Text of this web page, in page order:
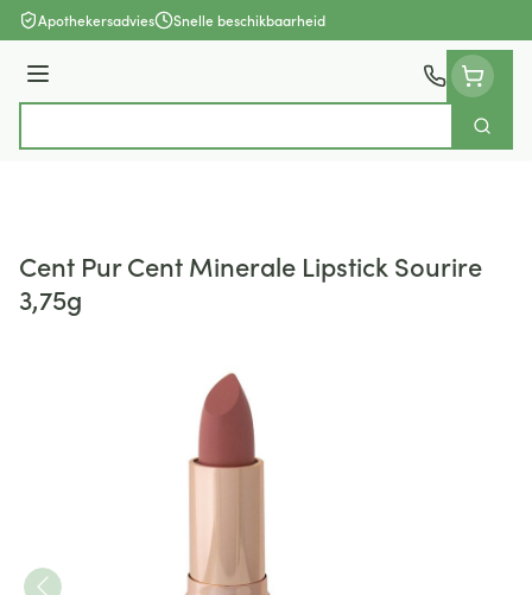
Ga naar de inhoud
Apothekersadvies Snelle beschikbaarheid
Menu
Zoek
Cent Pur Cent Minerale Lipstick Sourire
3,75g